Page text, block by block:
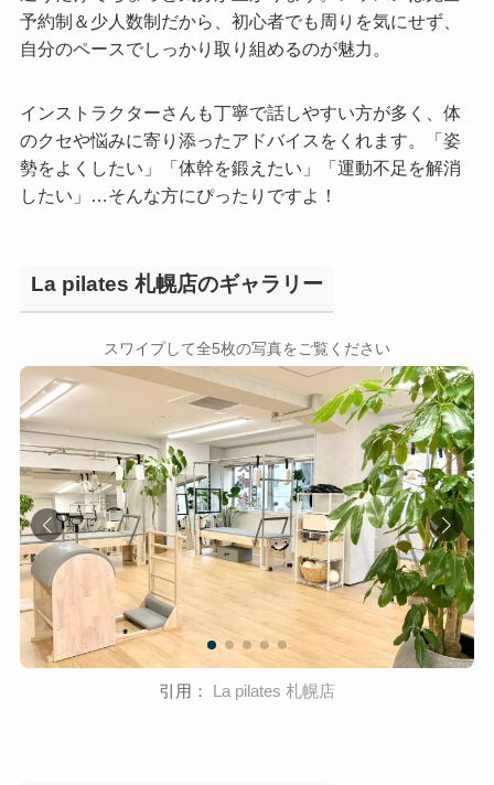
予約制＆少人数制だから、初心者でも周りを気にせず、
自分のペースでしっかり取り組めるのが魅力。
インストラクターさんも丁寧で話しやすい方が多く、体
のクセや悩みに寄り添ったアドバイスをくれます。「姿
勢をよくしたい」「体幹を鍛えたい」「運動不足を解消
したい」…そんな方にぴったりですよ！
La pilates 札幌店のギャラリー
スワイプして全5枚の写真をご覧ください
引用： La pilates 札幌店